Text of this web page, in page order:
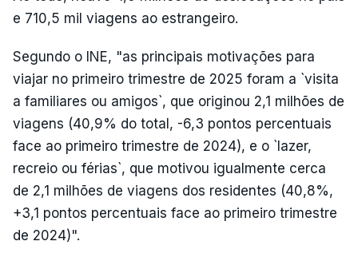
e 710,5 mil viagens ao estrangeiro.
Segundo o INE, "as principais motivações para
viajar no primeiro trimestre de 2025 foram a `visita
a familiares ou amigos`, que originou 2,1 milhões de
viagens (40,9% do total, -6,3 pontos percentuais
face ao primeiro trimestre de 2024), e o `lazer,
recreio ou férias`, que motivou igualmente cerca
de 2,1 milhões de viagens dos residentes (40,8%,
+3,1 pontos percentuais face ao primeiro trimestre
de 2024)".